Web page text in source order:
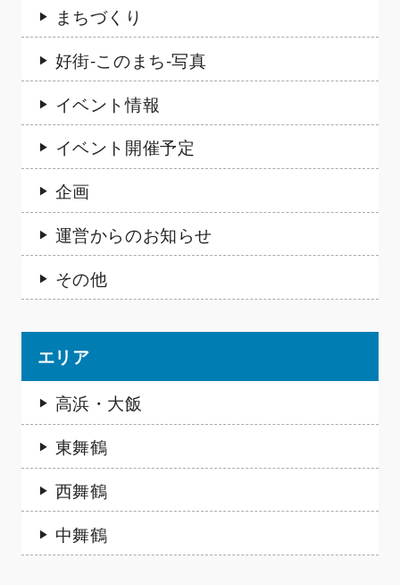
まちづくり
好街-このまち-写真
イベント情報
イベント開催予定
企画
運営からのお知らせ
その他
エリア
高浜・大飯
東舞鶴
西舞鶴
中舞鶴